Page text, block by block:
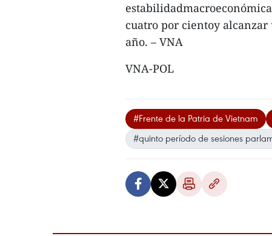
cuatro por cientoy
año. – VNA
VNA-POL
#Frente de la Patria de Vietnam
#quinto período de sesiones